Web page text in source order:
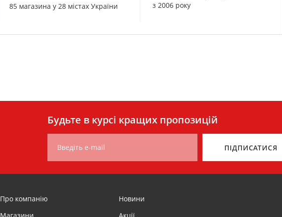
85 магазина у 28 містах України
з 2006 року
Будьте в курсі кращих пропозицій
Введіть e-mail ПІДПИСАТИСЯ
Про компанію
Новини